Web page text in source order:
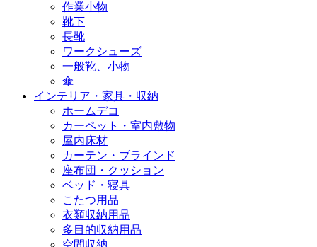
作業小物
靴下
長靴
ワークシューズ
一般靴、小物
傘
インテリア・家具・収納
ホームデコ
カーペット・室内敷物
屋内床材
カーテン・ブラインド
座布団・クッション
ベッド・寝具
こたつ用品
衣類収納用品
多目的収納用品
空間収納